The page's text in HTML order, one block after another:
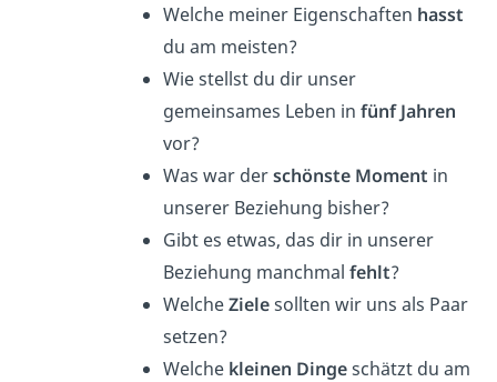
Welche meiner Eigenschaften hasst
du am meisten?
Wie stellst du dir unser
gemeinsames Leben in fünf Jahren
vor?
Was war derschönste Moment in
unserer Beziehung bisher?
Gibt es etwas, das dir in unserer
Beziehung manchmal fehlt?
WelcheZielesollten wir uns als Paar
setzen?
Welche kleinen Dingeschätzt du am